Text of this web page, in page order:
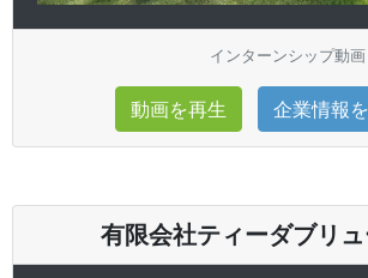
インターンシップ動画
動画を再生 企業情報
有限会社ティーダブリ